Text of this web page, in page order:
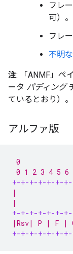
フレ
可）。
フレ
不明
注: 「ANMF」ペ
ータ パディング
ているとおり）。
アルファ版
0
0 1 2 3 4 5 6
+-+-+-+-+-+-
|
|
+-+-+-+-+-+-
|Rsv| P | F |
+-+-+-+-+-+-